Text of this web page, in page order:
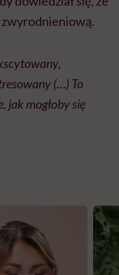
zwyrodnieniową.
(…) To
jak mogłoby się